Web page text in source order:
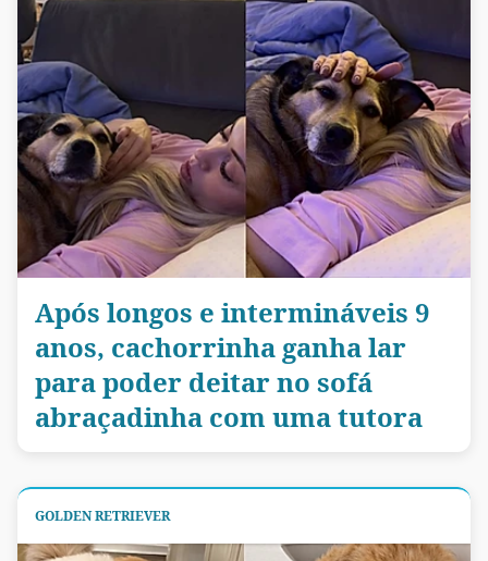
Após longos e intermináveis 9
anos, cachorrinha ganha lar
para poder deitar no sofá
abraçadinha com uma tutora
GOLDEN RETRIEVER